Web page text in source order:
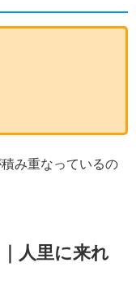
み重なっているの
人里に来れ